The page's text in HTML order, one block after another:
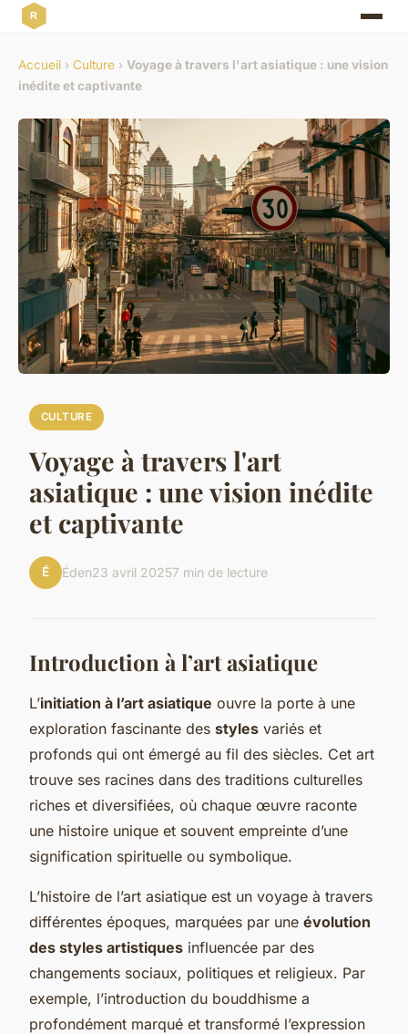
Accueil › Culture › Voyage à travers l'art asiatique : une vision
inédite et captivante
CULTURE
Voyage à travers l'art
asiatique : une vision inédite
et captivante
É Éden23 avril 20257 min de lecture
Introduction à l’art asiatique
L’initiation à l’art asiatique ouvre la porte à une
exploration fascinante des styles variés et
profonds qui ont émergé au fil des siècles. Cet art
trouve ses racines dans des traditions culturelles
riches et diversifiées, où chaque œuvre raconte
une histoire unique et souvent empreinte d’une
signification spirituelle ou symbolique.
L’histoire de l’art asiatique est un voyage à travers
différentes époques, marquées par une évolution
des styles artistiques influencée par des
changements sociaux, politiques et religieux. Par
exemple, l’introduction du bouddhisme a
profondément marqué et transformé l’expression